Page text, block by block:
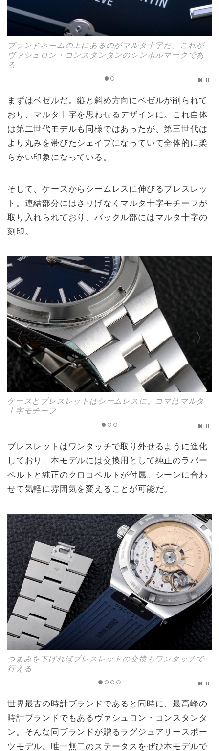
ブランドネームの上にあるのがマルタ十字だ。これが
ヴァシュロン・コンスタンタンのシンボルマークであ
る
まずはベゼルだ。縦と斜め方向にベゼルが削られて
おり、マルタ十字を思わせるデザインに。これ自体
は第二世代モデルも同様ではあったが、第三世代は
より丸みを帯びたシェイプになっていて全体的に柔
らかい印象になっている。
そして、ケースからシームレスに伸びるブレスレッ
ト。連結部分にはさりげなくマルタ十字モチーフが
取り入れられており、バックル部にはマルタ十字の
刻印。
ケースとブレスレットはシームレスに。コマはマルタ
十字モチーフ
ブレスレットはワンタッチで取り外せるように進化
しており、本モデルには交換用として純正のラバー
ベルトと純正のクロコベルトが付属。シーンに合わ
せて気軽に雰囲気を変えることが可能だ。
つまみを下げればブレスレットの交換もワンタッチで
行える
世界最古の時計ブランドであると同時に、最高峰の
時計ブランドでもあるヴァシュロン・コンスタンタ
ン。そんな同ブランドが贈るラグジュアリースポー
ツモデル。唯一無二のステータスをぜひ本モデルで